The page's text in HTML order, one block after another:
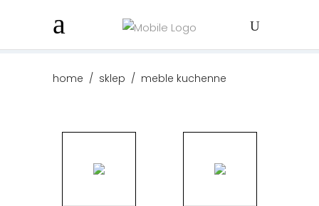
home / sklep / meble kuchenne